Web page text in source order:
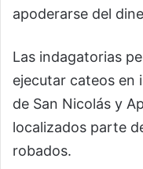
apoderarse del
Las indagatorias
ejecutar cateos en
de San Nicolás y
localizados parte
robados.